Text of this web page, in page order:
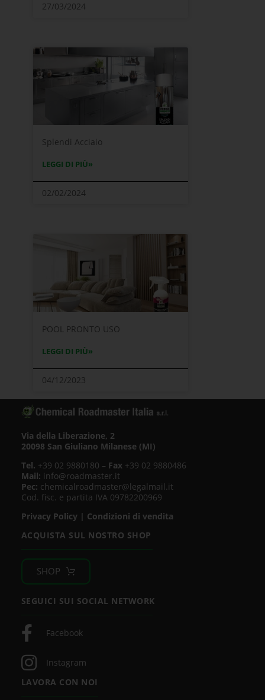
27/03/2024
Splendi Acciaio
LEGGI DI PIÙ»
02/02/2024
POOL PRONTO USO
LEGGI DI PIÙ»
04/12/2023
Via della Liberazione, 2
20098 San Giuliano Milanese (MI)
Tel. +39 02 9880180 – Fax+39 02 9880486
Mail: info@roadmaster.it
Pec: chemicalroadmaster@legalmail.it
Cod. fisc. e partita IVA 09782200969
Privacy Policy| Condizioni di vendita
ACQUISTA SUL NOSTRO SHOP
SHOP
SEGUICI SUI SOCIAL NETWORK
Facebook
Instagram
LAVORA CON NOI